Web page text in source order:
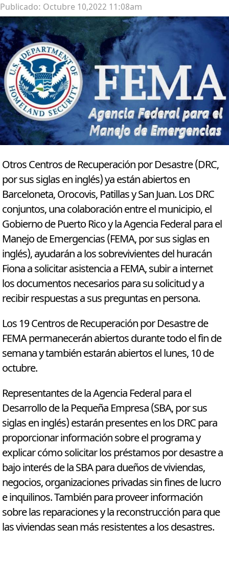
Publicado: Octubre 10,2022 11:08am
Otros Centros de Recuperación por Desastre (DRC,
por sus siglas en inglés) ya están abiertos en
Barceloneta, Orocovis, Patillas y San Juan. Los DRC
conjuntos, una colaboración entre el municipio, el
Gobierno de Puerto Rico y la Agencia Federal para el
Manejo de Emergencias (FEMA, por sus siglas en
inglés), ayudarán a los sobrevivientes del huracán
Fiona a solicitar asistencia a FEMA, subir a internet
los documentos necesarios para su solicitud y a
recibir respuestas a sus preguntas en persona.
Los 19 Centros de Recuperación por Desastre de
FEMA permanecerán abiertos durante todo el fin de
semana y también estarán abiertos el lunes, 10 de
octubre.
Representantes de la Agencia Federal para el
Desarrollo de la Pequeña Empresa (SBA, por sus
siglas en inglés) estarán presentes en los DRC para
proporcionar información sobre el programa y
explicar cómo solicitar los préstamos por desastre a
bajo interés de la SBA para dueños de viviendas,
negocios, organizaciones privadas sin fines de lucro
e inquilinos. También para proveer información
sobre las reparaciones y la reconstrucción para que
las viviendas sean más resistentes a los desastres.